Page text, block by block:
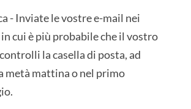
- Inviate le vostre e-mail nei
cui è più probabile che il vostro
la casella di posta, ad
metà mattina o nel primo